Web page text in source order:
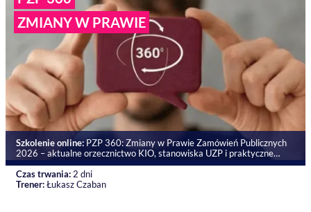
ZMIANY W PRAWIE
Szkolenie online: PZP 360: Zmiany w Prawie Zamówień Publicznych
2026 – aktualne orzecznictwo KIO, stanowiska UZP i praktyczne
warsztaty utrwalające
Czas trwania:2 dni
Trener:Łukasz Czaban